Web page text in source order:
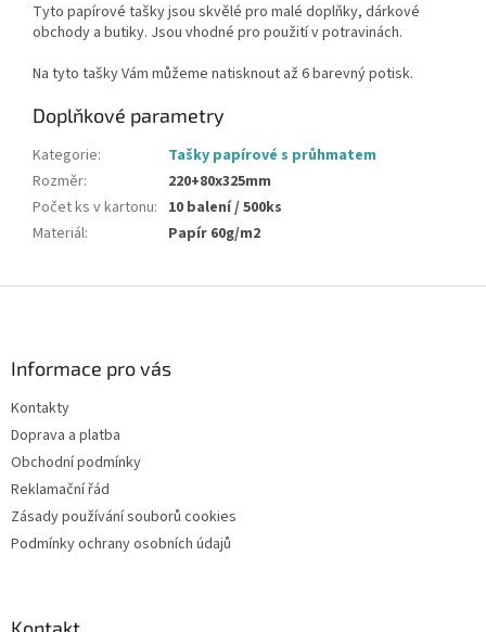
Tyto papírové tašky jsou skvělé pro malé doplňky, dárkové
obchody a butiky. Jsou vhodné pro použití v potravinách.
Na tyto tašky Vám můžeme natisknout až 6 barevný potisk.
Doplňkové parametry
Kategorie:
Tašky papírové s průhmatem
Rozměr:
220+80x325mm
Počet ks v kartonu: 10 balení / 500ks
Materiál: Papír 60g/m2
Informace pro vás
Kontakty
Doprava a platba
Obchodní podmínky
Reklamační řád
Zásady používání souborů cookies
Podmínky ochrany osobních údajů